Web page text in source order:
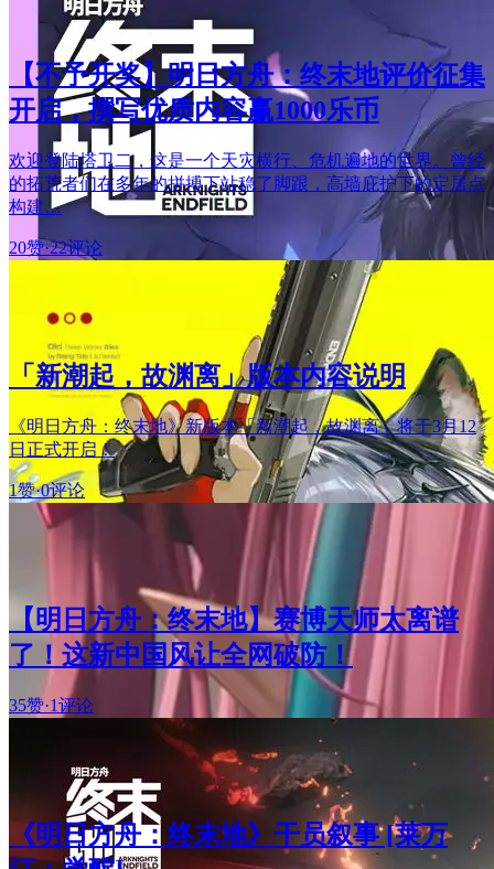
【不予开奖】明日方舟：终末地评价征集
开启，撰写优质内容赢1000乐币
欢迎登陆塔卫二，这是一个天灾横行、危机遍地的世界。曾经
的拓荒者们在多年的拼搏下站稳了脚跟，高墙庇护下的定居点
构建…
20赞·22评论
「新潮起，故渊离」版本内容说明
《明日方舟：终末地》新版本「新潮起，故渊离」将于3月12
日正式开启！
1赞·0评论
【明日方舟：终末地】赛博天师太离谱
了！这新中国风让全网破防！
35赞·1评论
《明日方舟：终末地》干员叙事 [莱万